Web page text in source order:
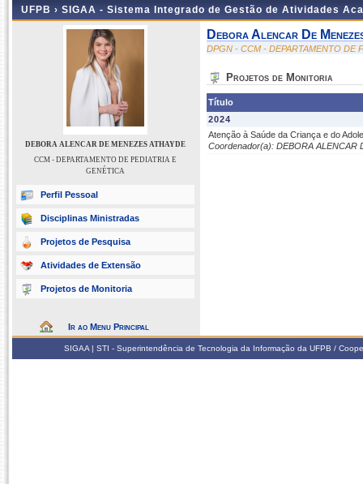
UFPB › SIGAA - Sistema Integrado de Gestão de Atividades
DEBORA ALENCAR DE MENEZES ATHAYDE
CCM - DEPARTAMENTO DE PEDIATRIA E
GENÉTICA
Perfil Pessoal
Disciplinas Ministradas
Projetos de Pesquisa
Atividades de Extensão
Projetos de Monitoria
Ir ao Menu Principal
Debora Alencar De
DPGN - CCM - DEPARTAMENTO DE
Projetos de Monitoria
Título
2024
Atenção à Saúde da Criança e do
Coordenador(a): DEBORA ALENCAR
SIGAA | STI - Superintendência de Tecnologia da Informação da UFPB /